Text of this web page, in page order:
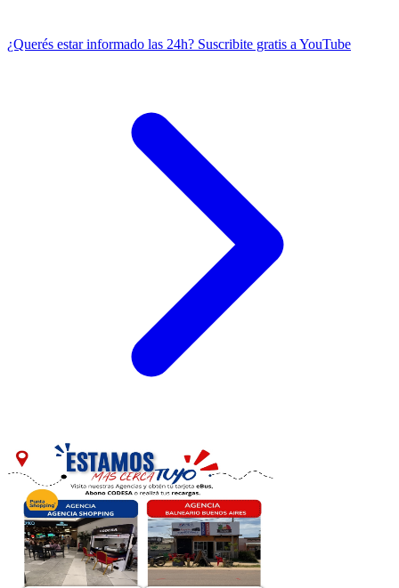
¿Querés estar informado las 24h? Suscribite gratis a YouTube